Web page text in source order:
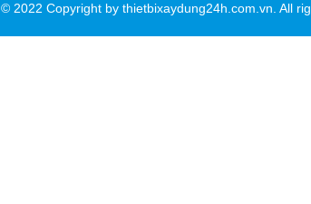
© 2022 Copyright by thietbixaydung24h.com.vn. All